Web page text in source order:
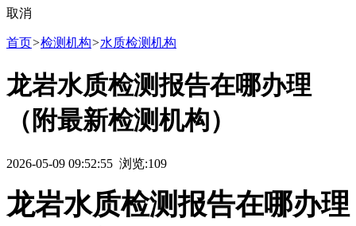
取消
首页>检测机构>水质检测机构
龙岩水质检测报告在哪办理
（附最新检测机构）
2026-05-09 09:52:55 浏览:109
龙岩水质检测报告在哪办理